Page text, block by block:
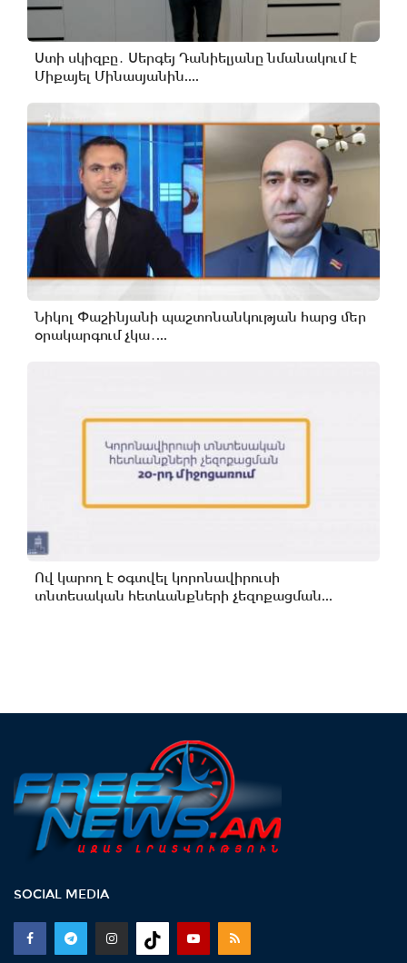
Ստի սկիզբը․ Սերգեյ Դանիելյանը նմանակում է
Միքայել Մինասյանին....
Նիկոլ Փաշինյանի պաշտոնանկության հարց մեր
օրակարգում չկա․...
Ով կարող է օգտվել կորոնավիրուսի
տնտեսական հետևանքների չեզոքացման...
SOCIAL MEDIA